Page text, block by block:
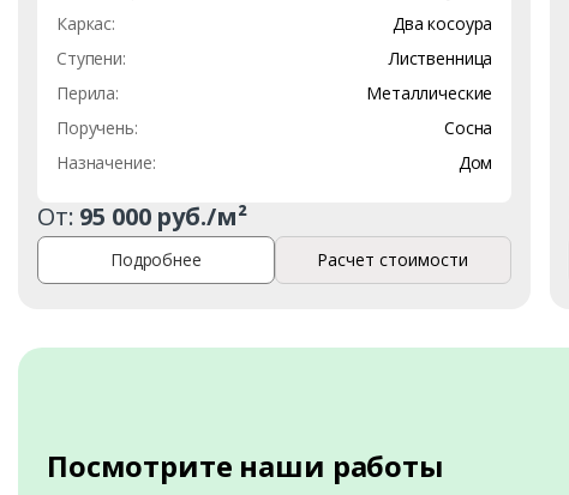
Посмотрите наши работы
Каркас:
Два косоура
Ступени:
Лиственница
Перила:
Металлические
Поручень:
Сосна
Назначение:
Дом
От: 95 000 руб./м²
Подробнее Расчет стоимости